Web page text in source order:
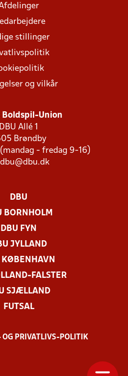
stillinger
og vilkår
Boldspil-Union
DBU Allé 1
Brøndby
(mandag - fredag 9-16)
dbu@dbu.dk
DBU
BORNHOLM
DBU FYN
JYLLAND
KØBENHAVN
FALSTER
SJÆLLAND
FUTSAL
OG PRIVATLIVS-POLITIK